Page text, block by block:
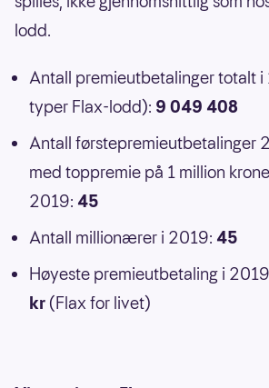
lodd.
Antall premieutbetalinger totalt
typer Flax-lodd): 9 049 408
Antall førstepremieutbetalinger
med toppremie på 1 million
2019: 45
Antall millionærer i 2019: 45
Høyeste premieutbetaling i
kr (Flax for livet)